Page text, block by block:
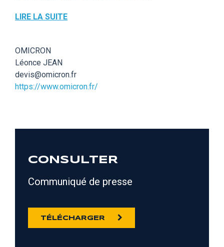
LIRE LA SUITE
OMICRON
Léonce JEAN
devis@omicron.fr
https://www.omicron.fr/
CONSULTER
Communiqué de presse
TÉLÉCHARGER